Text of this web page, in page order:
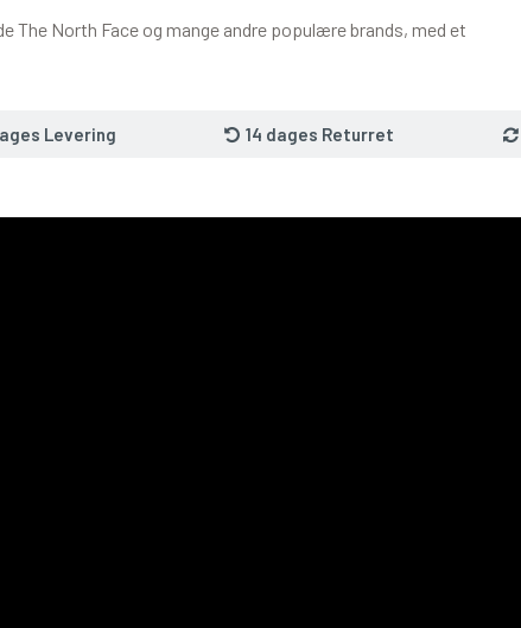
The North Face og mange andre populære brands, med et
Levering 14 dages Returret